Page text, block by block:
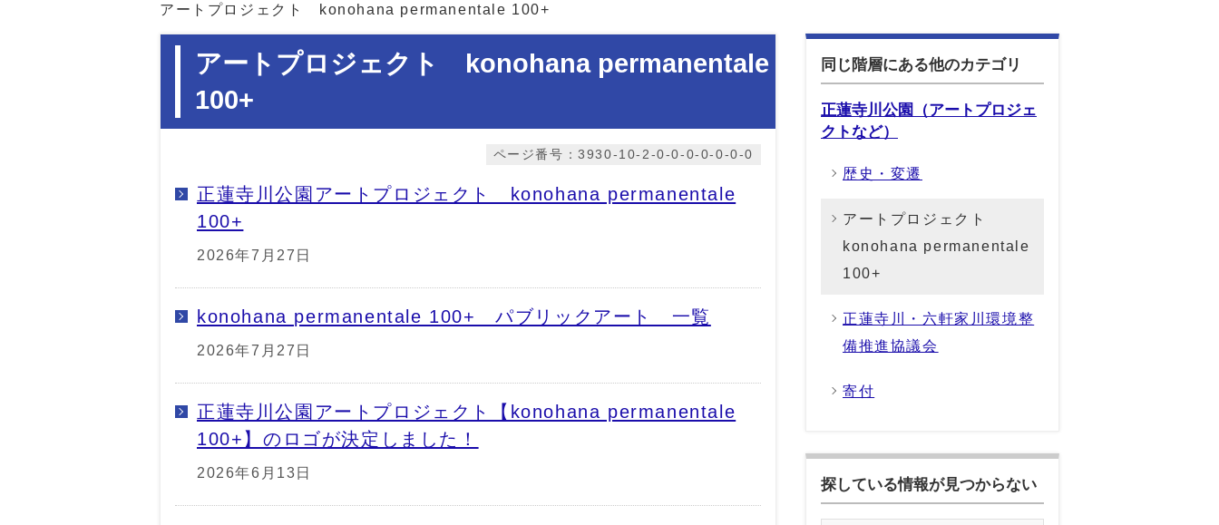
アートプロジェクト konohana permanentale 100+
アートプロジェクト konohana permanentale
100+
ページ番号：3930-10-2-0-0-0-0-0-0-0
正蓮寺川公園アートプロジェクト konohana permanentale
100+
2026年7月27日
konohana permanentale 100+ パブリックアート 一覧
2026年7月27日
正蓮寺川公園アートプロジェクト【konohana permanentale
100+】のロゴが決定しました！
2026年6月13日
同じ階層にある他のカテゴリ
正蓮寺川公園（アートプロジェ
クトなど）
歴史・変遷
アートプロジェクト
konohana permanentale
100+
正蓮寺川・六軒家川環境整
備推進協議会
寄付
探している情報が見つからない